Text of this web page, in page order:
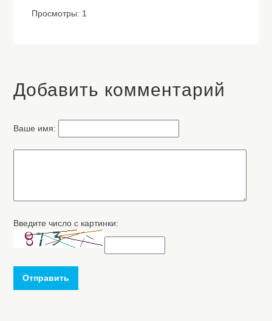
Просмотры: 1
Добавить комментарий
Ваше имя:
Введите число с картинки:
Отправить